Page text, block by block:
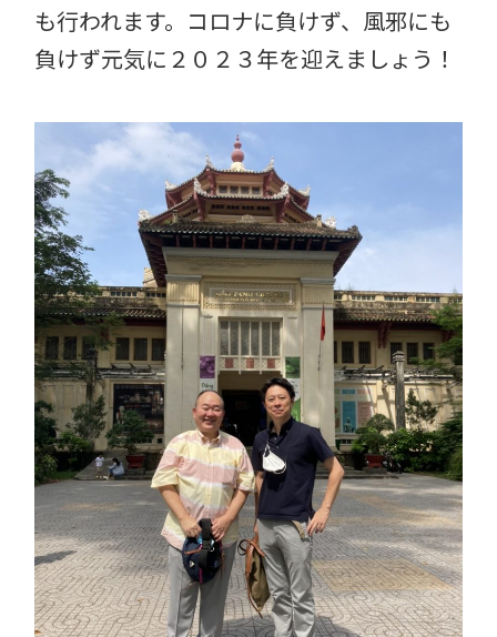
も行われます。コロナに負けず、風邪にも
負けず元気に２０２３年を迎えましょう！